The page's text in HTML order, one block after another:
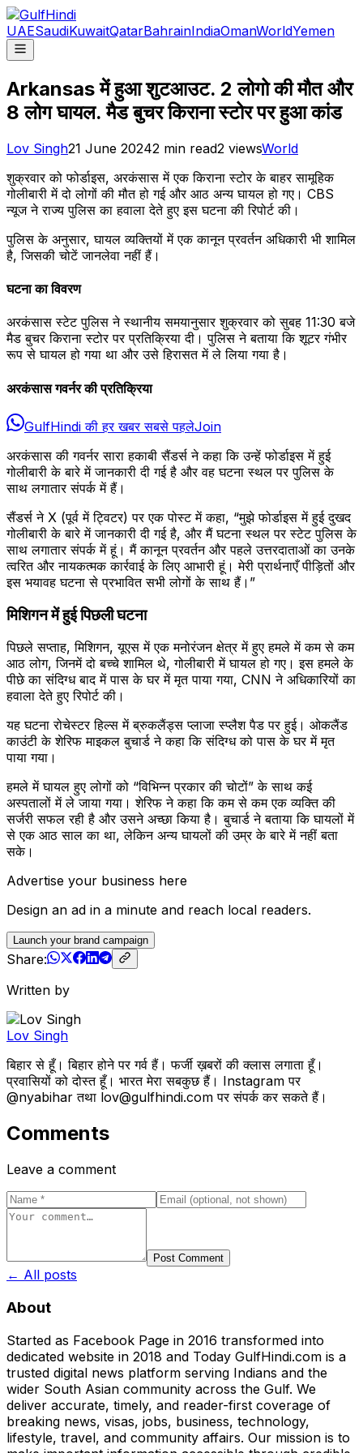
UAESaudiKuwaitQatarBahrainIndiaOmanWorldYemen
Arkansas में हुआ शुटआउट. 2 लोगो की मौत और
8 लोग घायल. मैड बुचर किराना स्टोर पर हुआ कांड
Lov Singh21 June 20242 min read2 viewsWorld
शुक्रवार को फोर्डाइस, अरकंसास में एक किराना स्टोर के बाहर सामूहिक
गोलीबारी में दो लोगों की मौत हो गई और आठ अन्य घायल हो गए। CBS
न्यूज ने राज्य पुलिस का हवाला देते हुए इस घटना की रिपोर्ट की।
पुलिस के अनुसार, घायल व्यक्तियों में एक कानून प्रवर्तन अधिकारी भी शामिल
है, जिसकी चोटें जानलेवा नहीं हैं।
घटना का विवरण
अरकंसास स्टेट पुलिस ने स्थानीय समयानुसार शुक्रवार को सुबह 11:30 बजे
मैड बुचर किराना स्टोर पर प्रतिक्रिया दी। पुलिस ने बताया कि शूटर गंभीर
रूप से घायल हो गया था और उसे हिरासत में ले लिया गया है।
अरकंसास गवर्नर की प्रतिक्रिया
GulfHindi की हर खबर सबसे पहलेJoin
अरकंसास की गवर्नर सारा हकाबी सैंडर्स ने कहा कि उन्हें फोर्डाइस में हुई
गोलीबारी के बारे में जानकारी दी गई है और वह घटना स्थल पर पुलिस के
साथ लगातार संपर्क में हैं।
सैंडर्स ने X (पूर्व में ट्विटर) पर एक पोस्ट में कहा, “मुझे फोर्डाइस में हुई दुखद
गोलीबारी के बारे में जानकारी दी गई है, और मैं घटना स्थल पर स्टेट पुलिस के
साथ लगातार संपर्क में हूं। मैं कानून प्रवर्तन और पहले उत्तरदाताओं का उनके
त्वरित और नायकत्मक कार्रवाई के लिए आभारी हूं। मेरी प्रार्थनाएँ पीड़ितों और
इस भयावह घटना से प्रभावित सभी लोगों के साथ हैं।”
मिशिगन में हुई पिछली घटना
पिछले सप्ताह, मिशिगन, यूएस में एक मनोरंजन क्षेत्र में हुए हमले में कम से कम
आठ लोग, जिनमें दो बच्चे शामिल थे, गोलीबारी में घायल हो गए। इस हमले के
पीछे का संदिग्ध बाद में पास के घर में मृत पाया गया, CNN ने अधिकारियों का
हवाला देते हुए रिपोर्ट की।
यह घटना रोचेस्टर हिल्स में ब्रुकलैंड्स प्लाजा स्प्लैश पैड पर हुई। ओकलैंड
काउंटी के शेरिफ माइकल बुचार्ड ने कहा कि संदिग्ध को पास के घर में मृत
पाया गया।
हमले में घायल हुए लोगों को “विभिन्न प्रकार की चोटों” के साथ कई
अस्पतालों में ले जाया गया। शेरिफ ने कहा कि कम से कम एक व्यक्ति की
सर्जरी सफल रही है और उसने अच्छा किया है। बुचार्ड ने बताया कि घायलों में
से एक आठ साल का था, लेकिन अन्य घायलों की उम्र के बारे में नहीं बता
सके।
Advertise your business here
Design an ad in a minute and reach local readers.
Launch your brand campaign
Share:
Written by
Lov Singh
बिहार से हूँ। बिहार होने पर गर्व हैं। फर्जी ख़बरों की क्लास लगाता हूँ।
प्रवासियों को दोस्त हूँ। भारत मेरा सबकुछ हैं। Instagram पर
@nyabihar तथा lov@gulfhindi.com पर संपर्क कर सकते हैं।
Comments
Leave a comment
Post Comment
← All posts
About
Started as Facebook Page in 2016 transformed into
dedicated website in 2018 and Today GulfHindi.com is a
trusted digital news platform serving Indians and the
wider South Asian community across the Gulf. We
deliver accurate, timely, and reader-first coverage of
breaking news, visas, jobs, business, technology,
lifestyle, travel, and community affairs. Our mission is to